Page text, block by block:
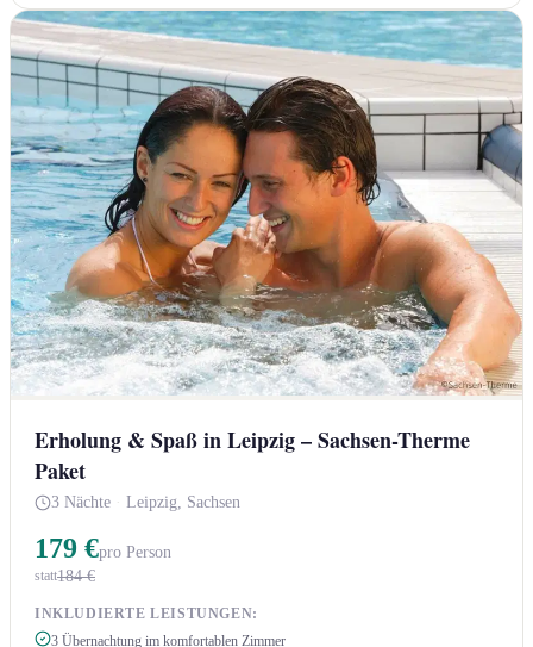
Erholung & Spaß in Leipzig – Sachsen-Therme
Paket
3 Nächte · Leipzig, Sachsen
179 €pro Person
statt184 €
INKLUDIERTE LEISTUNGEN:
3 Übernachtung im komfortablen Zimmer